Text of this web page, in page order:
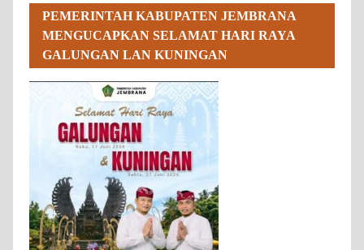
PEMERINTAH KABUPATEN JEMBRANA
MENGUCAPKAN SELAMAT HARI RAYA
GALUNGAN LAN KUNINGAN